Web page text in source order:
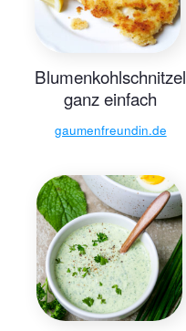
Blumenkohlschnitzel
ganz einfach
gaumenfreundin.de